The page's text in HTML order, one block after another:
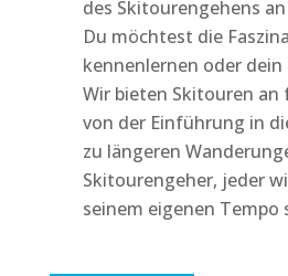
des Skitourengehens
Du möchtest die
kennenlernen oder
Wir bieten Skitouren an
von der Einführung in
zu längeren
Skitourengeher, jeder
seinem eigenen Tempo